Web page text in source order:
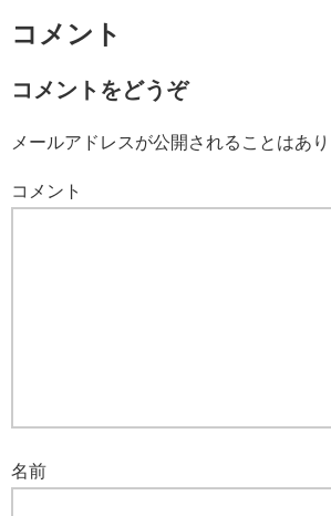
コメント
コメントをどうぞ
メールアドレスが公開されることはあり
コメント
名前